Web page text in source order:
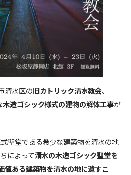
清水区の旧カトリック清水教会、
木造ゴシック様式の建物の解体工事が
聖堂である希少な建築物を清水の地
によって清水の木造ゴシック聖堂を
値ある建築物を清水の地に遺すこ